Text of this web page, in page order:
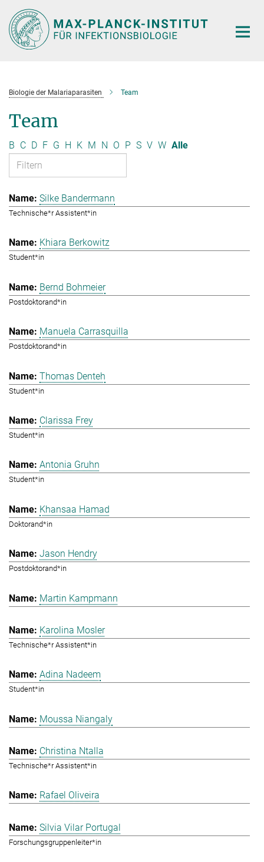
Hauptinhalt
Biologie der Malariaparasiten Team
Team
B C D F G H K M N O P S V W Alle
Silke Bandermann
Technische*r Assistent*in
Khiara Berkowitz
Student*in
Bernd Bohmeier
Postdoktorand*in
Manuela Carrasquilla
Postdoktorand*in
Thomas Denteh
Student*in
Clarissa Frey
Student*in
Antonia Gruhn
Student*in
Khansaa Hamad
Doktorand*in
Jason Hendry
Postdoktorand*in
Martin Kampmann
Karolina Mosler
Technische*r Assistent*in
Adina Nadeem
Student*in
Moussa Niangaly
Christina Ntalla
Technische*r Assistent*in
Rafael Oliveira
Silvia Vilar Portugal
Forschungsgruppenleiter*in